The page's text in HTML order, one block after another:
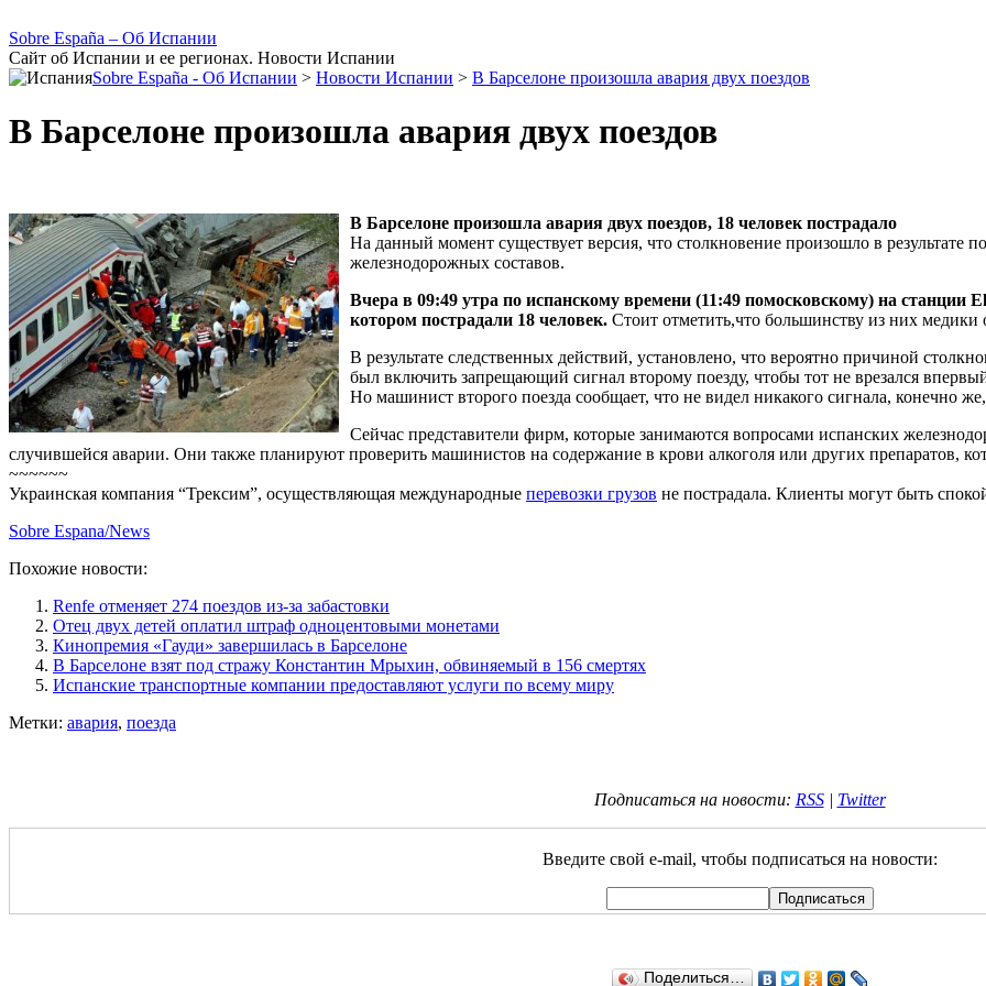
Sobre España – Об Испании
Сайт об Испании и ее регионах. Новости Испании
Sobre España - Об Испании > Новости Испании > В Барселоне произошла авария двух поездов
В Барселоне произошла авария двух поездов
В Барселоне произошла авария двух поездов, 18 человек пострадало
На данный момент существует версия, что столкновение произошло в результате
железнодорожных составов.
Вчера в 09:49 утра по испанскому времени (11:49 помосковскому) на станции
котором пострадали 18 человек. Стоит отметить,что большинству из них
В результате следственных действий, установлено, что вероятно причиной
был включить запрещающий сигнал второму поезду, чтобы тот не врезался
Но машинист второго поезда сообщает, что не видел никакого сигнала, конечно
Сейчас представители фирм, которые занимаются вопросами испанских
случившейся аварии. Они также планируют проверить машинистов на содержание в крови алкоголя или других препаратов,
~~~~~~
Украинская компания “Трексим”, осуществляющая международные перевозки грузов не пострадала. Клиенты могут быть
Sobre Espana/News
Похожие новости:
Renfe отменяет 274 поездов из-за забастовки
Отец двух детей оплатил штраф одноцентовыми монетами
Кинопремия «Гауди» завершилась в Барселоне
В Барселоне взят под стражу Константин Мрыхин, обвиняемый в 156 смертях
Испанские транспортные компании предоставляют услуги по всему миру
Метки: авария, поезда
Подписаться на новости: RSS| Twitter
Введите свой e-mail, чтобы подписаться на новости:
Поделиться…